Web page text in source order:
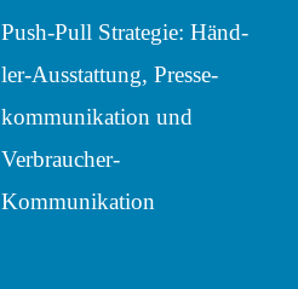
Push-Pull Stra­te­gie: Händ­
ler-Ausstat­tung, Pres­se­
kom­mu­ni­ka­tion und
Verbraucher-
Kommunikation